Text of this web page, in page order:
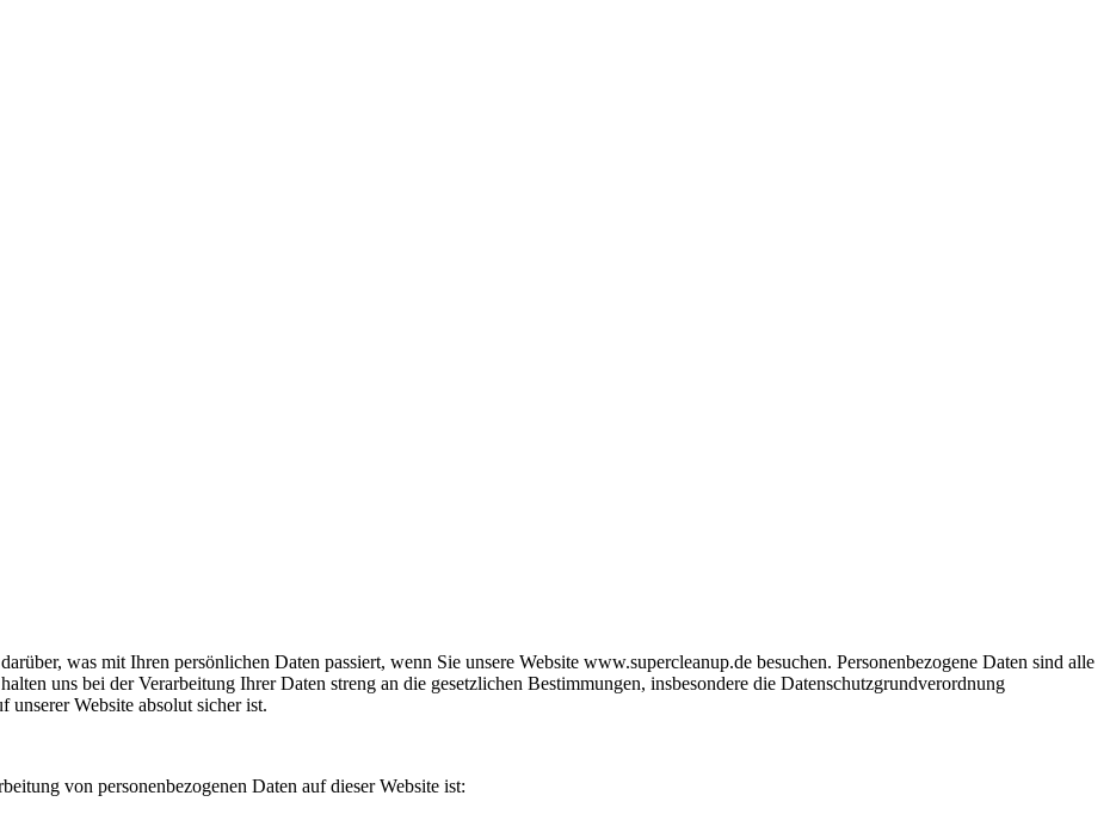
was mit Ihren persönlichen Daten passiert, wenn Sie unsere Website www.supercleanup.de besuchen. Personenbezogene Daten sind alle
uns bei der Verarbeitung Ihrer Daten streng an die gesetzlichen Bestimmungen, insbesondere die Datenschutzgrundverordnung
Website absolut sicher ist.
von personenbezogenen Daten auf dieser Website ist: